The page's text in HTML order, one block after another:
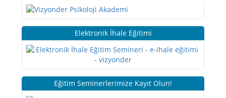
Elektronik İhale Eğitimi
Eğitim Seminerlerimize Kayıt Olun!